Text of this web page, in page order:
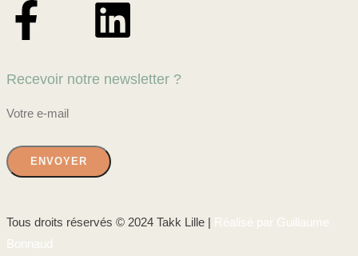
Recevoir notre newsletter ?
Tous droits réservés © 2024 Takk Lille | Réalisé par Guillaume
Bonnaud